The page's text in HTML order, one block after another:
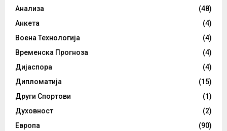
Анализа
(48)
Анкета
(4)
Воена Технологија
(4)
Временска Прогноза
(4)
Дијаспора
(4)
Дипломатија
(15)
Други Спортови
(1)
Духовност
(2)
Европа
(90)